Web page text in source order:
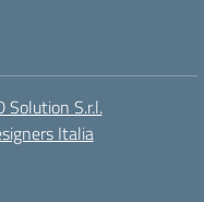
Solution S.r.l.
Italia